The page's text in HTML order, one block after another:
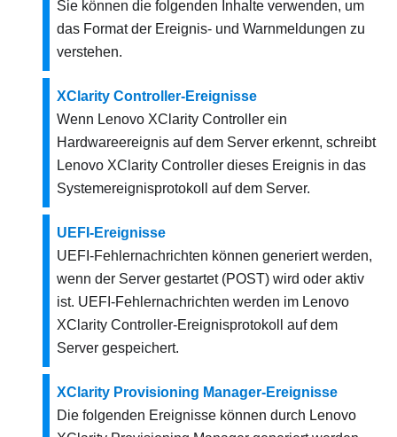
Sie können die folgenden Inhalte verwenden, um
das Format der Ereignis- und Warnmeldungen zu
verstehen.
XClarity Controller-Ereignisse
Wenn Lenovo XClarity Controller ein
Hardwareereignis auf dem Server erkennt, schreibt
Lenovo XClarity Controller dieses Ereignis in das
Systemereignisprotokoll auf dem Server.
UEFI-Ereignisse
UEFI-Fehlernachrichten können generiert werden,
wenn der Server gestartet (POST) wird oder aktiv
ist. UEFI-Fehlernachrichten werden im Lenovo
XClarity Controller-Ereignisprotokoll auf dem
Server gespeichert.
XClarity Provisioning Manager-Ereignisse
Die folgenden Ereignisse können durch Lenovo